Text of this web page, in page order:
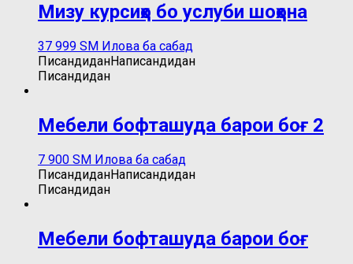
Мизу курсиҳо бо услуби шоҳона
37 999 ЅМ Илова ба сабад
ПисандиданНаписандидан
Писандидан
Мебели бофташуда барои боғ 2
7 900 ЅМ Илова ба сабад
ПисандиданНаписандидан
Писандидан
Мебели бофташуда барои боғ